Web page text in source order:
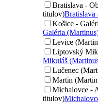
Bratislava -
titulov)Bratislava
Košice -
Galéria
Levice
Liptovský
Mikuláš
Lučenec
Martin
Michalovce -
titulov)